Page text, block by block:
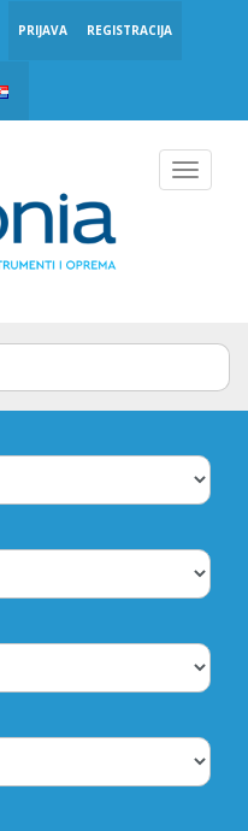
PRIJAVA REGISTRACIJA
Toggle